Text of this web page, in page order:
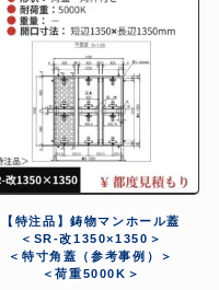
【特注品】鋳物マンホール蓋
＜SR-改1350×1350＞
＜特寸角蓋（参考事例）＞
＜荷重5000K＞